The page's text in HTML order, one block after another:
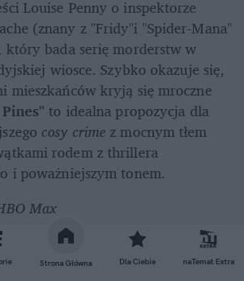
Strona Główna Dla Ciebie naTemat Extra
Louise Penny o inspektorze
który bada serię morderstw w
wiosce. Szybko okazuje się,
mieszkańców kryją się mroczne
to idealna propozycja dla
cosy crime z mocnym tłem
rodem z thrillera
i poważniejszym tonem.
Max
Morderstwo (1984-